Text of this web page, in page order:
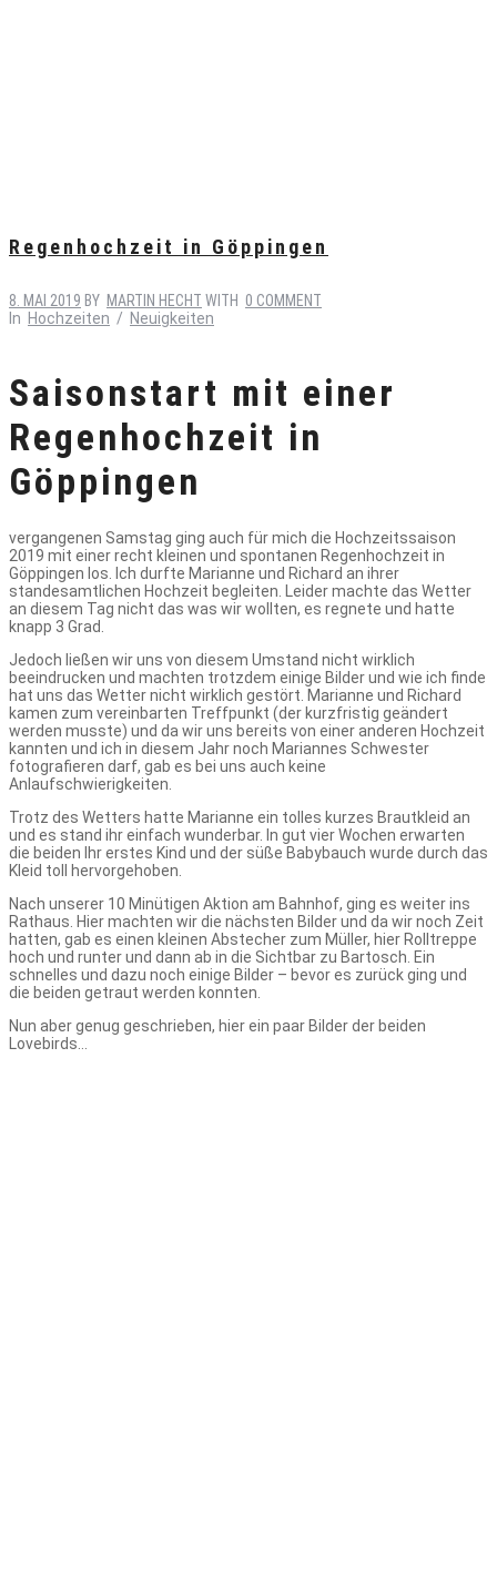
Regenhochzeit in Göppingen
8. MAI 2019 BY MARTIN HECHT WITH 0 COMMENT
In Hochzeiten / Neuigkeiten
Saisonstart mit einer
Regenhochzeit in
Göppingen
vergangenen Samstag ging auch für mich die Hochzeitssaison
2019 mit einer recht kleinen und spontanen Regenhochzeit in
Göppingen los. Ich durfte Marianne und Richard an ihrer
standesamtlichen Hochzeit begleiten. Leider machte das Wetter
an diesem Tag nicht das was wir wollten, es regnete und hatte
knapp 3 Grad.
Jedoch ließen wir uns von diesem Umstand nicht wirklich
beeindrucken und machten trotzdem einige Bilder und wie ich finde
hat uns das Wetter nicht wirklich gestört. Marianne und Richard
kamen zum vereinbarten Treffpunkt (der kurzfristig geändert
werden musste) und da wir uns bereits von einer anderen Hochzeit
kannten und ich in diesem Jahr noch Mariannes Schwester
fotografieren darf, gab es bei uns auch keine
Anlaufschwierigkeiten.
Trotz des Wetters hatte Marianne ein tolles kurzes Brautkleid an
und es stand ihr einfach wunderbar. In gut vier Wochen erwarten
die beiden Ihr erstes Kind und der süße Babybauch wurde durch das
Kleid toll hervorgehoben.
Nach unserer 10 Minütigen Aktion am Bahnhof, ging es weiter ins
Rathaus. Hier machten wir die nächsten Bilder und da wir noch Zeit
hatten, gab es einen kleinen Abstecher zum Müller, hier Rolltreppe
hoch und runter und dann ab in die Sichtbar zu Bartosch. Ein
schnelles und dazu noch einige Bilder – bevor es zurück ging und
die beiden getraut werden konnten.
Nun aber genug geschrieben, hier ein paar Bilder der beiden
Lovebirds…